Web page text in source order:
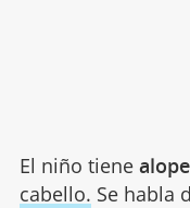
El niño tiene
cabello. Se habla